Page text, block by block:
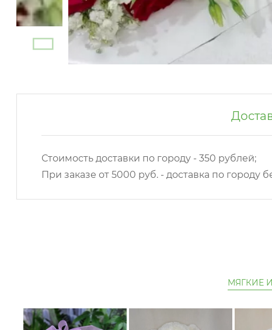
Стоимость доставки по городу - 350 рублей;
При заказе от 5000 руб. - доставка по городу
МЯГКИЕ